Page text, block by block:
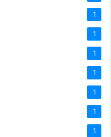
1
1
1
1
1
1
1